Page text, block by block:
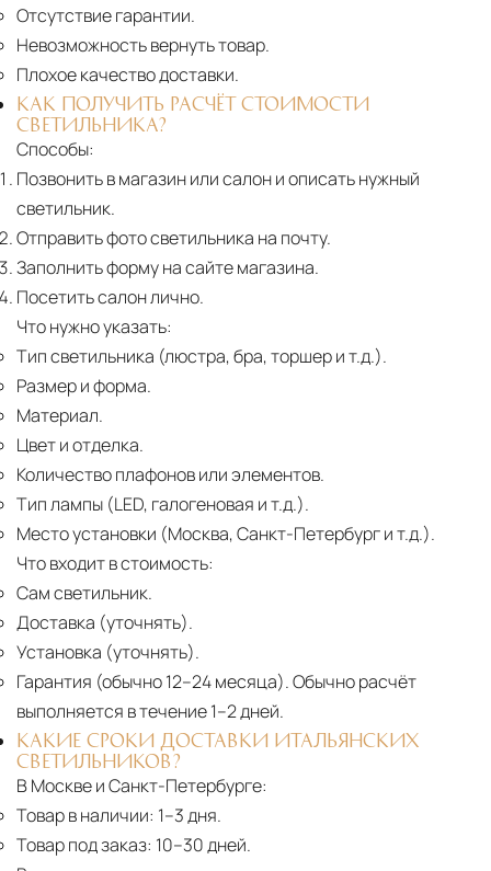
Отсутствие гарантии.
Невозможность вернуть товар.
Плохое качество доставки.
КАК ПОЛУЧИТЬ РАСЧЁТ СТОИМОСТИ
СВЕТИЛЬНИКА?
Способы:
Позвонить в магазин или салон и описать нужный
светильник.
Отправить фото светильника на почту.
Заполнить форму на сайте магазина.
Посетить салон лично.
Что нужно указать:
Тип светильника (люстра, бра, торшер и т.д.).
Размер и форма.
Материал.
Цвет и отделка.
Количество плафонов или элементов.
Тип лампы (LED, галогеновая и т.д.).
Место установки (Москва, Санкт-Петербург и т.д.).
Что входит в стоимость:
Сам светильник.
Доставка (уточнять).
Установка (уточнять).
Гарантия (обычно 12–24 месяца).Обычно расчёт
выполняется в течение 1–2 дней.
КАКИЕ СРОКИ ДОСТАВКИ ИТАЛЬЯНСКИХ
СВЕТИЛЬНИКОВ?
В Москве и Санкт-Петербурге:
Товар в наличии: 1–3 дня.
Товар под заказ: 10–30 дней.